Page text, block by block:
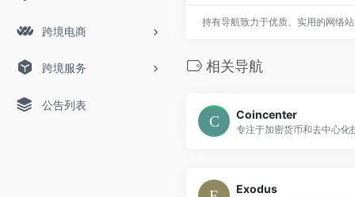
跨境电商
跨境服务
公告列表
持有导航致力于优质、实用的网络
相关导航
Coincenter
Exodus